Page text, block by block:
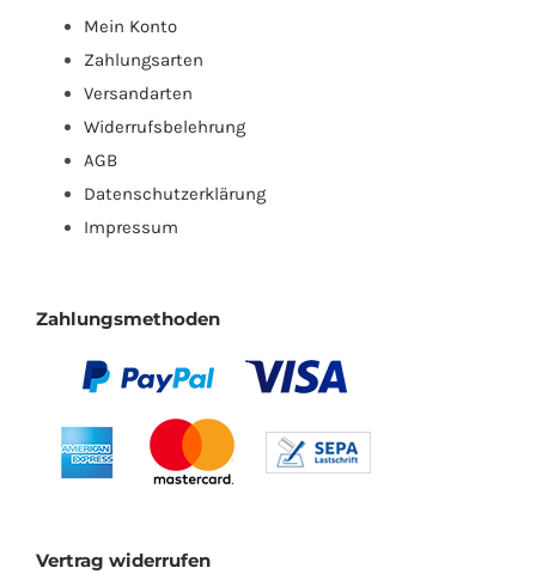
Mein Konto
Zahlungsarten
Versandarten
Widerrufsbelehrung
AGB
Datenschutzerklärung
Impressum
Zahlungsmethoden
Vertrag widerrufen